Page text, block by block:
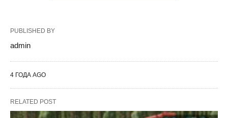
PUBLISHED BY
admin
4 ГОДА AGO
RELATED POST